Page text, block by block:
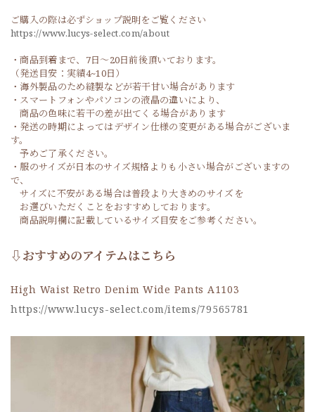
ご購入の際は必ずショップ説明をご覧ください
https://www.lucys-select.com/about
・商品到着まで、7日～20日前後頂いております。
（発送目安：実績4~10日）
・海外製品のため縫製などが若干甘い場合があります
・スマートフォンやパソコンの液晶の違いにより、
商品の色味に若干の差が出てくる場合があります
・発送の時期によってはデザイン仕様の変更がある場合がございま
す。
予めご了承ください。
・服のサイズが日本のサイズ規格よりも小さい場合がございますの
で、
サイズに不安がある場合は普段より大きめのサイズを
お選びいただくことをおすすめしております。
商品説明欄に記載しているサイズ目安をご参考ください。
⇩おすすめのアイテムはこちら
High Waist Retro Denim Wide Pants A1103
https://www.lucys-select.com/items/79565781